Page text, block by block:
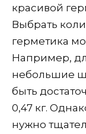
красивой
Выбрать
герметика
Например,
небольшие
быть
0,47 кг.
нужно